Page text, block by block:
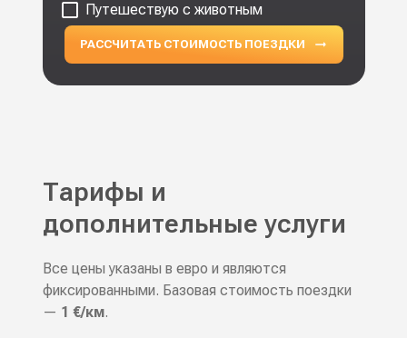
Путешествую с животным
РАССЧИТАТЬ СТОИМОСТЬ ПОЕЗДКИ
Тарифы и
дополнительные услуги
Все цены указаны в евро и являются
фиксированными. Базовая стоимость поездки
— 1 €/км.